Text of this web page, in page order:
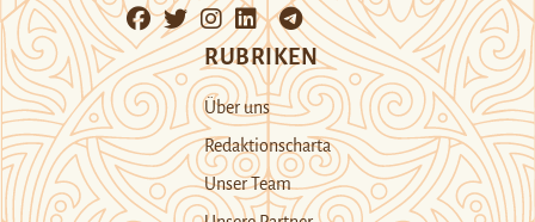
RUBRIKEN
Über uns
Redaktionscharta
Unser Team